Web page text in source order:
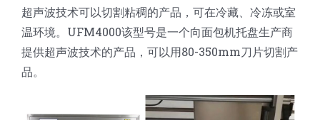
圆蛋糕切割机
蛋糕切块机
奶酪切片
圆形奶酪切片
三明治/披萨/寿司切割
公司新闻
关于我们
超声波技术可以切割粘稠的产品，可在冷藏、冷冻或室
温环境。UFM4000该型号是一个向面包机托盘生产商
提供超声波技术的产品，可以用80-350mm刀片切割产
品。